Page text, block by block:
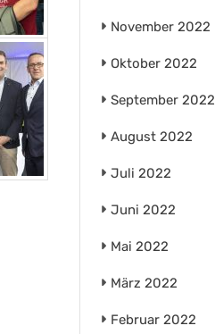
November 2022
Oktober 2022
September 2022
August 2022
Juli 2022
Juni 2022
Mai 2022
März 2022
Februar 2022